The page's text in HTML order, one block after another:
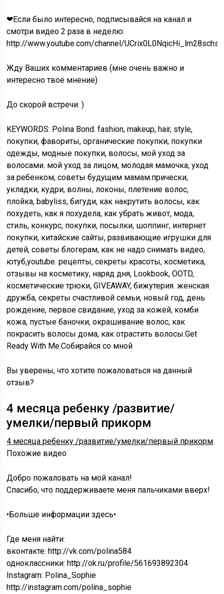
❤Если было интересно, подписывайся на канал и
смотри видео 2 раза в неделю:
http://www.youtube.com/channel/UCrix0L0NqicHi_lm28schsA
Жду Ваших комментариев (мне очень важно и
интересно твоё мнение)
До скорой встречи. )
KEYWORDS: Polina Bond. fashion, makeup, hair, style,
покупки, фавориты, органические покупки, покупки
одежды, модные покупки, волосы, мой уход за
волосами. мой уход за лицом, молодая мамочка, уход
за ребенком, советы будущим мамам.прически,
укладки, кудри, волны, локоны, плетение волос,
плойка, babyliss, бигуди, как накрутить волосы, как
похудеть, как я похудела, как убрать живот, мода,
стиль, конкурс, покупки, посылки, шоппинг, интернет
покупки, китайские сайты, развивающие игрушки для
детей, советы блогерам, как не надо снимать видео,
ютуб,youtube. рецепты, секреты красоты, косметика,
отзывы на косметику, наряд дня, Lookbook, OOTD,
косметические трюки, GIVEAWAY, бижутерия. женская
дружба, секреты счастливой семьи, новый год, день
рождение, первое свидание, уход за кожей, комби
кожа, пустые баночки, окрашивание волос, как
покрасить волосы дома, как отрастить волосы.Get
Ready With Me.Собирайся со мной
Вы уверены, что хотите пожаловаться на данный
отзыв?
4 месяца ребенку /развитие/
умелки/первый прикорм
4 месяца ребенку /развитие/умелки/первый прикорм
Похожие видео
Добро пожаловать на мой канал!
Спасибо, что поддерживаете меня пальчиками вверх!
•Больше информации здесь•
Где меня найти:
вконтакте: http://vk.com/polina584
одноклассники: http://ok.ru/profile/561693892304
Instagram: Polina_Sophie
http://instagram.com/polina_sophie